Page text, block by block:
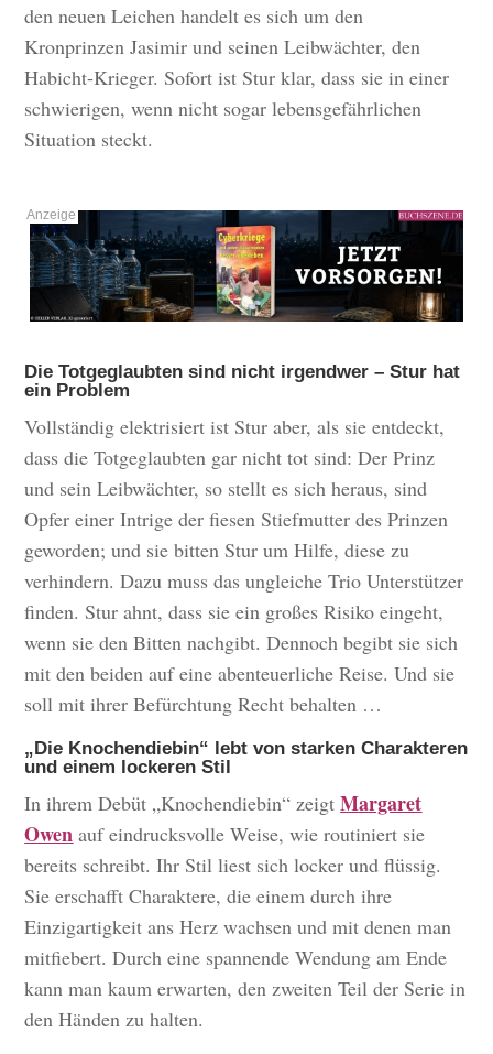
den neuen Leichen handelt es sich um den
Kronprinzen Jasimir und seinen Leibwächter, den
Habicht-Krieger. Sofort ist Stur klar, dass sie in einer
schwierigen, wenn nicht sogar lebensgefährlichen
Situation steckt.
Die Totgeglaubten sind nicht irgendwer – Stur hat
ein Problem
Vollständig elektrisiert ist Stur aber, als sie entdeckt,
dass die Totgeglaubten gar nicht tot sind: Der Prinz
und sein Leibwächter, so stellt es sich heraus, sind
Opfer einer Intrige der fiesen Stiefmutter des Prinzen
geworden; und sie bitten Stur um Hilfe, diese zu
verhindern. Dazu muss das ungleiche Trio Unterstützer
finden. Stur ahnt, dass sie ein großes Risiko eingeht,
wenn sie den Bitten nachgibt. Dennoch begibt sie sich
mit den beiden auf eine abenteuerliche Reise. Und sie
soll mit ihrer Befürchtung Recht behalten …
„Die Knochendiebin“ lebt von starken Charakteren
und einem lockeren Stil
In ihrem Debüt „Knochendiebin“ zeigtMargaret
Owen auf eindrucksvolle Weise, wie routiniert sie
bereits schreibt. Ihr Stil liest sich locker und flüssig.
Sie erschafft Charaktere, die einem durch ihre
Einzigartigkeit ans Herz wachsen und mit denen man
mitfiebert. Durch eine spannende Wendung am Ende
kann man kaum erwarten, den zweiten Teil der Serie in
den Händen zu halten.